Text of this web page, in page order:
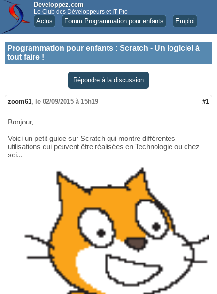
Developpez.com
Le Club des Développeurs et IT Pro
Actus Forum Programmation pour enfants Emploi
Programmation pour enfants : Scratch - Un logiciel à
tout faire !
Répondre à la discussion
zoom61, le 02/09/2015 à 15h19 #1
Bonjour,
Voici un petit guide sur Scratch qui montre différentes
utilisations qui peuvent être réalisées en Technologie ou chez
soi...